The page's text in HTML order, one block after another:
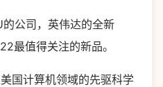
公司，英伟达的全新
最值得关注的新品。
国计算机领域的先驱科学